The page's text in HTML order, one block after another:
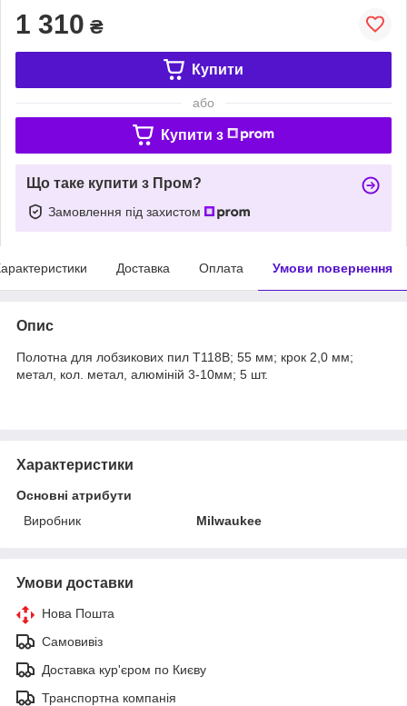
1 310 ₴
Купити
або
Купити з
Що таке купити з Пром?
Замовлення під захистом
Доставка Оплата Умови повернення
Опис
Полотна для лобзикових пил T118B; 55 мм; крок 2,0 мм;
метал, кол. метал, алюміній 3-10мм; 5 шт.
Характеристики
Основні атрибути
Виробник
Milwaukee
Умови доставки
Нова Пошта
Самовивіз
Доставка кур'єром по Києву
Транспортна компанія